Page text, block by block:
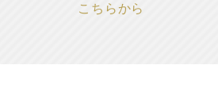
こちらから